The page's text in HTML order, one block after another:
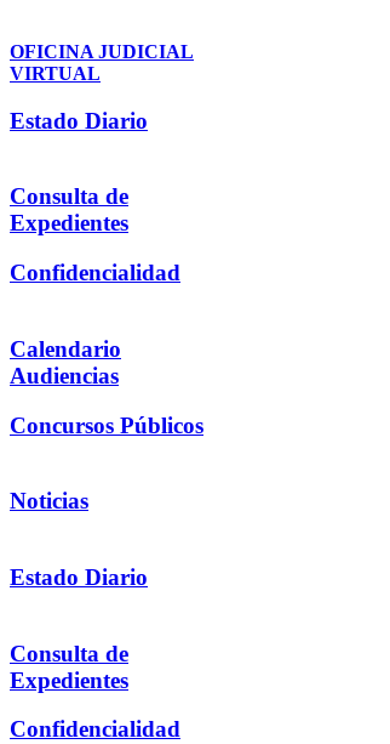
OFICINA JUDICIAL
VIRTUAL
Estado Diario
Consulta de
Expedientes
Confidencialidad
Calendario
Audiencias
Concursos Públicos
Noticias
Estado Diario
Consulta de
Expedientes
Confidencialidad